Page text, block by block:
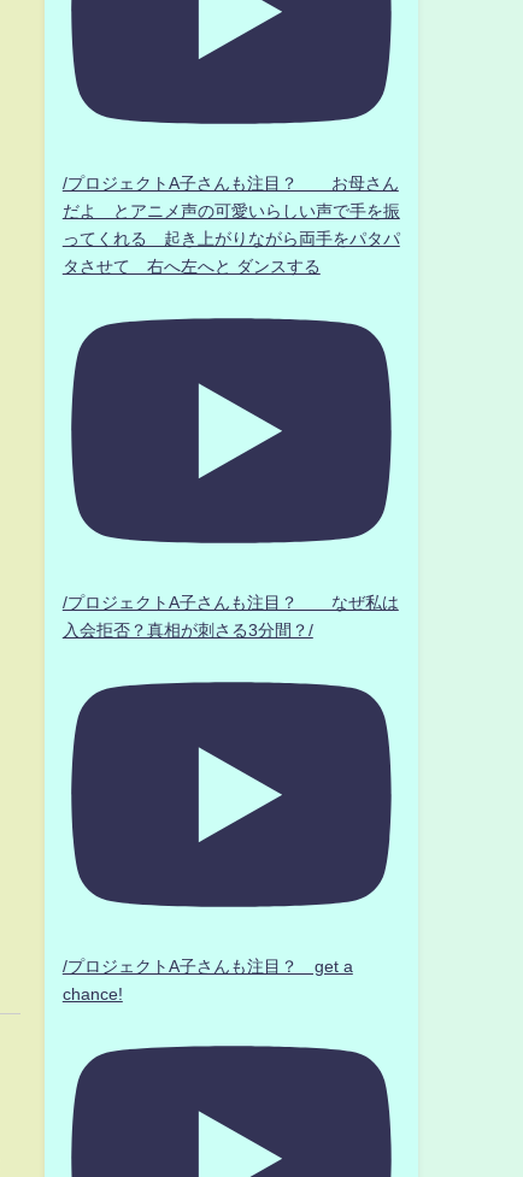
/プロジェクトA子さんも注目？ お母さん
だよ とアニメ声の可愛いらしい声で手を振
ってくれる 起き上がりながら両手をパタパ
タさせて 右へ左へと ダンスする
/プロジェクトA子さんも注目？ なぜ私は
入会拒否？真相が刺さる3分間？/
/プロジェクトA子さんも注目？ get a
chance!